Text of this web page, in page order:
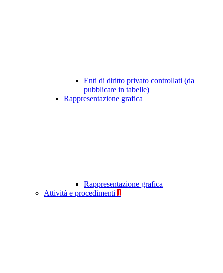
Enti di diritto privato controllati (da
pubblicare in tabelle)
Rappresentazione grafica
Rappresentazione grafica
Attività e procedimenti 1